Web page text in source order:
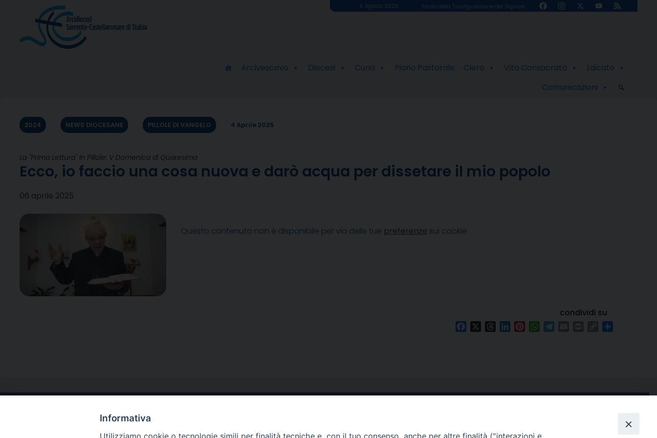
6 Agosto 2026 Festa della Trasfigurazione del Signore FacebookInstagram
X
YouTube
Feed
Arcivescovo Diocesi Curia Piano Pastorale Clero Vita Consacrata
Laicato
Comunicazioni
2024 NEWS DIOCESANE PILLOLE DI VANGELO 4 Aprile 2025
La "Prima Lettura" in Pillole: V Domenica di Quaresima
Ecco, io faccio una cosa nuova e darò acqua per dissetare il mio popolo
06 aprile 2025
Questo contenuto non è disponibile per via delle tue preferenze sui cookie
condividi su
FacebookThreadsLinkedInPinterestWhatsApp
Copy
Contatti sede legale Sorrento
Via Santa Maria della Pietà, 44 – 80067 Vico Sant’Anna, 1 – 80053 Castellammare
Informativa